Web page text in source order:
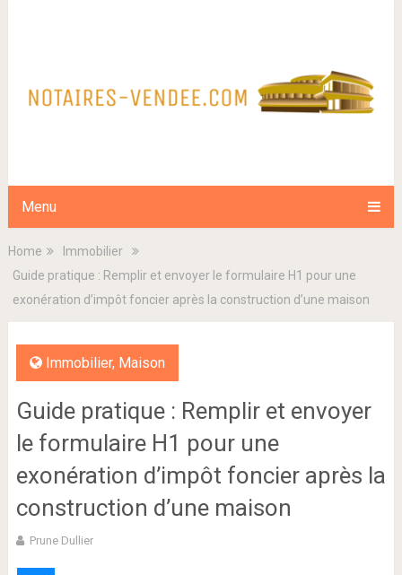
Menu
Home
Immobilier
Guide pratique : Remplir et envoyer le formulaire H1 pour une
exonération d’impôt foncier après la construction d’une maison
Immobilier, Maison
Guide pratique : Remplir et envoyer
le formulaire H1 pour une
exonération d’impôt foncier après la
construction d’une maison
Prune Dullier